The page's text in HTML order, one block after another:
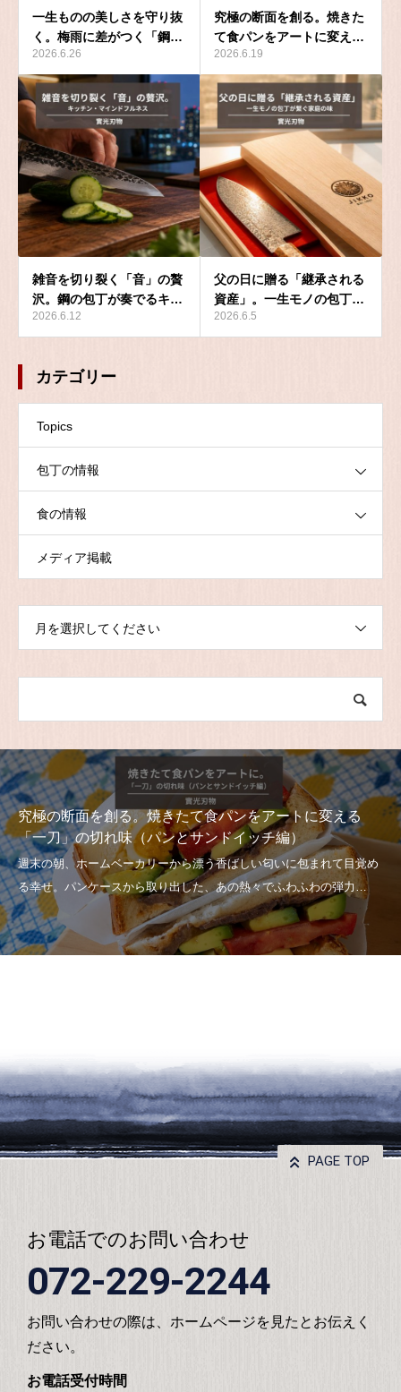
一生ものの美しさを守り抜
く。梅雨に差がつく「鋼…
2026.6.26
究極の断面を創る。焼きた
て食パンをアートに変え…
2026.6.19
雑音を切り裂く「音」の贅
沢。鋼の包丁が奏でるキ…
2026.6.12
父の日に贈る「継承される
資産」。一生モノの包丁…
2026.6.5
カテゴリー
Topics
包丁の情報
食の情報
メディア掲載
月を選択してください
究極の断面を創る。焼きたて食パンをアートに変える
「一刀」の切れ味（パンとサンドイッチ編）
PAGE TOP
お電話でのお問い合わせ
072-229-2244
お問い合わせの際は、ホームページを見たとお伝えく
ださい。
お電話受付時間